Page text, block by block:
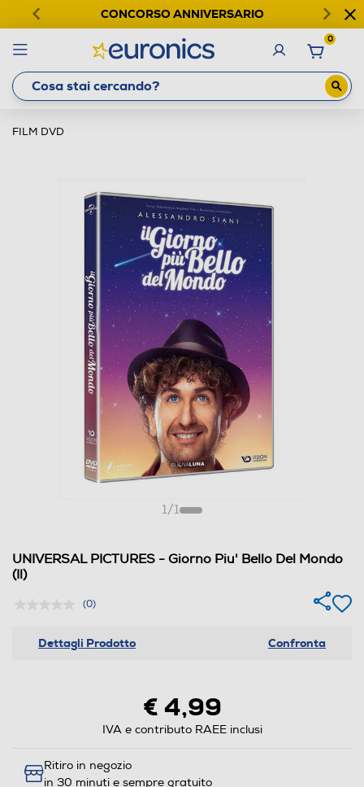
CONCORSO ANNIVERSARIO
0
FILM DVD
1/1
UNIVERSAL PICTURES - Giorno Piu' Bello Del Mondo
(Il)
(0)
Dettagli Prodotto Confronta
€ 4,99
IVA e contributo RAEE inclusi
Ritiro in negozio
in 30 minuti e sempre gratuito